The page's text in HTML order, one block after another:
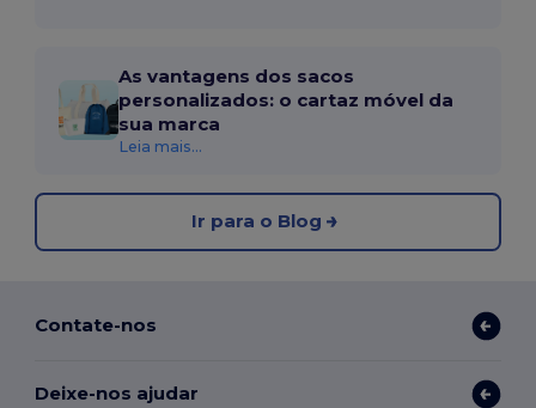
As vantagens dos sacos
personalizados: o cartaz móvel da
sua marca
Leia mais...
Ir para o Blog
Contate-nos
Deixe-nos ajudar